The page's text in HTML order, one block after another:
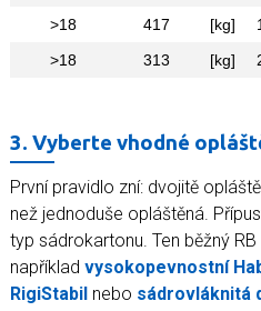
>18
417 [kg]
>18
313 [kg]
3. Vyberte vhodné
První pravidlo zní: dvojitě
než jednoduše opláštěná.
typ sádrokartonu. Ten běžný
například vysokopevnostní
RigiStabil nebo sádrovláknitá